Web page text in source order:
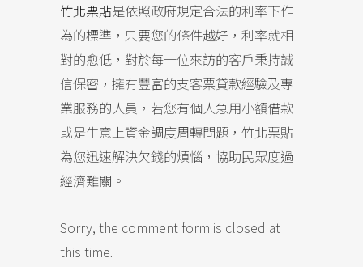
竹北票貼是依照政府規定合法的利率下作
為的標準，只要您的條件越好，利率就相
對的愈低，對於每一位來訪的客戶秉持誠
信保密，擁有豐富的支客票貸款經驗及專
業服務的人員，若您有個人急用小額借款
或是生意上資金調度周轉問題，竹北票貼
為您迅速解決欠錢的煩惱，協助民眾度過
經濟難關。
Sorry, the comment form is closed at
this time.